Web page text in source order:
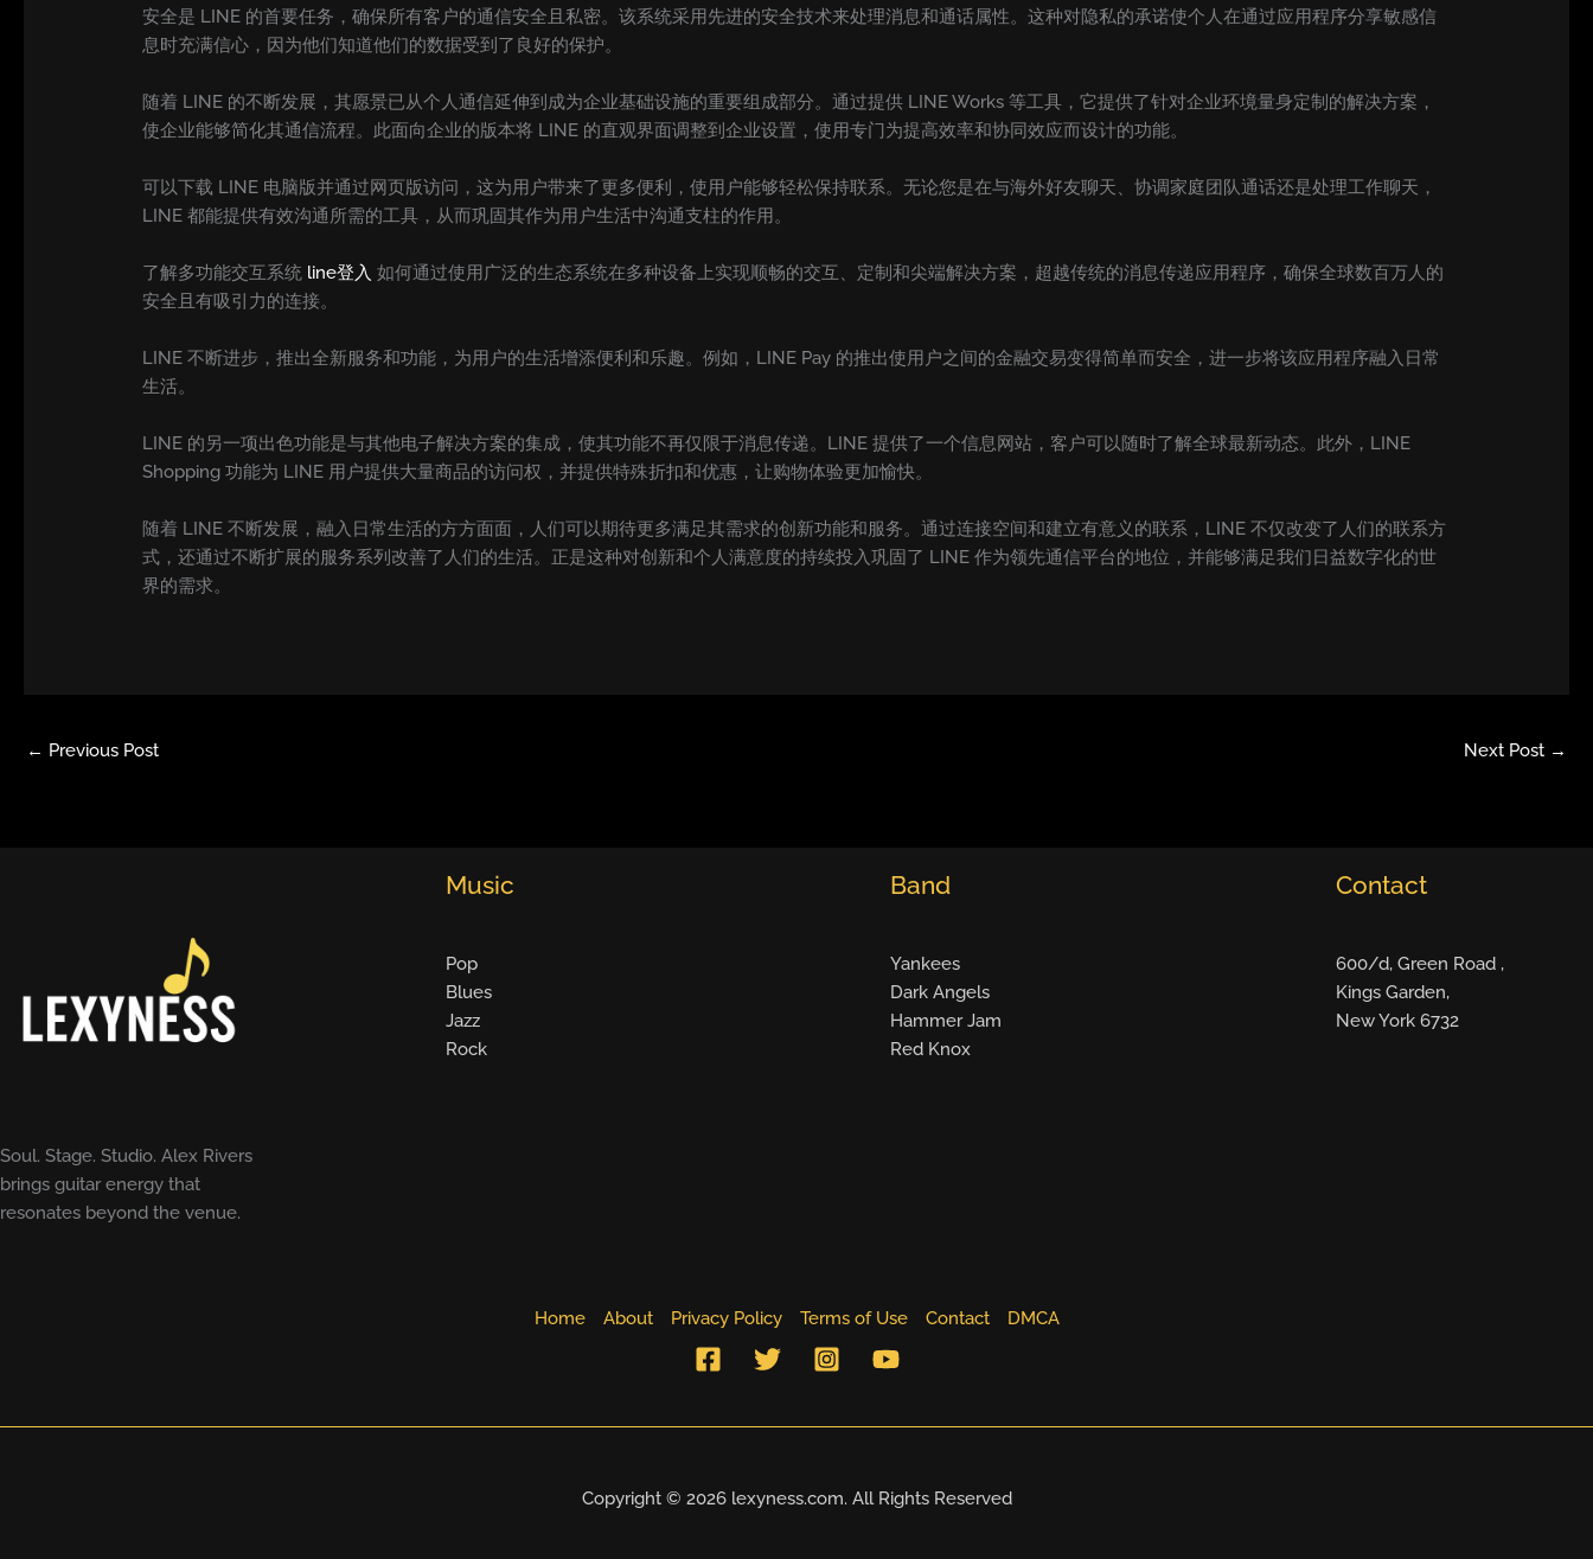
安全是 LINE 的首要任务，确保所有客户的通信安全且私密。该系统采用先进的安全技术来处理消息和通话属性。这种对隐私的承诺使个人在通过应用程序分享敏感信
息时充满信心，因为他们知道他们的数据受到了良好的保护。
随着 LINE 的不断发展，其愿景已从个人通信延伸到成为企业基础设施的重要组成部分。通过提供 LINE Works 等工具，它提供了针对企业环境量身定制的解决方案，
使企业能够简化其通信流程。此面向企业的版本将 LINE 的直观界面调整到企业设置，使用专门为提高效率和协同效应而设计的功能。
可以下载 LINE 电脑版并通过网页版访问，这为用户带来了更多便利，使用户能够轻松保持联系。无论您是在与海外好友聊天、协调家庭团队通话还是处理工作聊天，
LINE 都能提供有效沟通所需的工具，从而巩固其作为用户生活中沟通支柱的作用。
了解多功能交互系统 line登入 如何通过使用广泛的生态系统在多种设备上实现顺畅的交互、定制和尖端解决方案，超越传统的消息传递应用程序，确保全球数百万人的
安全且有吸引力的连接。
LINE 不断进步，推出全新服务和功能，为用户的生活增添便利和乐趣。例如，LINE Pay 的推出使用户之间的金融交易变得简单而安全，进一步将该应用程序融入日常
生活。
LINE 的另一项出色功能是与其他电子解决方案的集成，使其功能不再仅限于消息传递。LINE 提供了一个信息网站，客户可以随时了解全球最新动态。此外，LINE
Shopping 功能为 LINE 用户提供大量商品的访问权，并提供特殊折扣和优惠，让购物体验更加愉快。
随着 LINE 不断发展，融入日常生活的方方面面，人们可以期待更多满足其需求的创新功能和服务。通过连接空间和建立有意义的联系，LINE 不仅改变了人们的联系方
式，还通过不断扩展的服务系列改善了人们的生活。正是这种对创新和个人满意度的持续投入巩固了 LINE 作为领先通信平台的地位，并能够满足我们日益数字化的世
界的需求。
← Previous Post Next Post →
Soul. Stage. Studio. Alex Rivers
brings guitar energy that
resonates beyond the venue.
Music
Pop
Blues
Jazz
Rock
Band
Yankees
Dark Angels
Hammer Jam
Red Knox
Contact
600/d, Green Road ,
Kings Garden,
New York 6732
Home About Privacy Policy Terms of Use Contact DMCA
Copyright © 2026 lexyness.com. All Rights Reserved